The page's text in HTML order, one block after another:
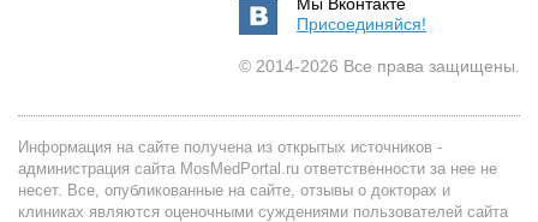
Присоединяйся!
© 2014-2026 Все права защищены.
Информация на сайте получена из открытых источников -
администрация сайта MosMedPortal.ru ответственности за нее не
несет. Все, опубликованные на сайте, отзывы о докторах и
клиниках являются оценочными суждениями пользователей сайта